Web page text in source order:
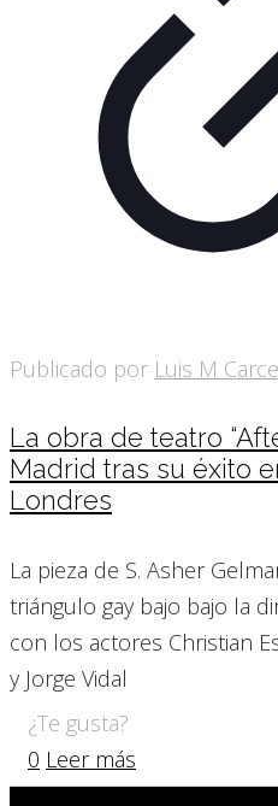
Publicado por Luis M
La obra de teatro
Madrid tras su éxito
Londres
La pieza de S. Asher
triángulo gay bajo bajo la
con los actores Christian
y Jorge Vidal
¿Te gusta?
0 Leer más